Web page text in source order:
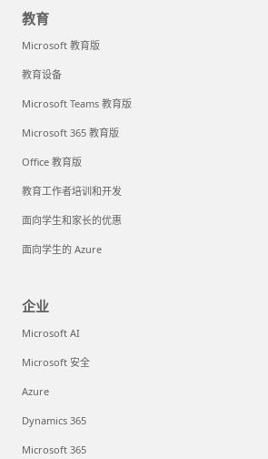
教育
Microsoft 教育版
教育设备
Microsoft Teams 教育版
Microsoft 365 教育版
Office 教育版
教育工作者培训和开发
面向学生和家长的优惠
面向学生的 Azure
企业
Microsoft AI
Microsoft 安全
Azure
Dynamics 365
Microsoft 365